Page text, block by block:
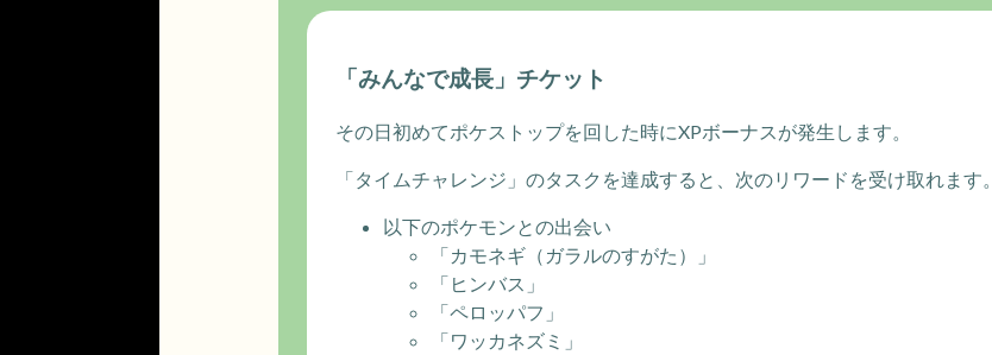
「みんなで成長」チケット
その日初めてポケストップを回した時にXPボーナスが発生します。
「タイムチャレンジ」のタスクを達成すると、次のリワードを受け取れます。
以下のポケモンとの出会い
「カモネギ（ガラルのすがた）」
「ヒンバス」
「ペロッパフ」
「ワッカネズミ」